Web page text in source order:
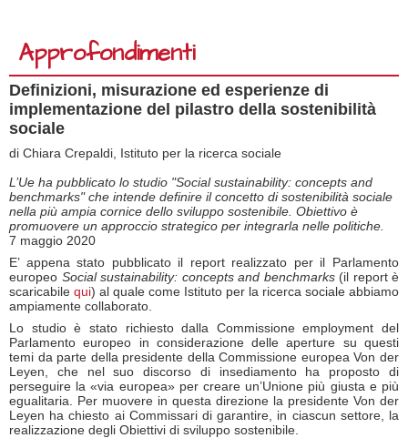
Approfondimenti
Definizioni, misurazione ed esperienze di
implementazione del pilastro della sostenibilità
sociale
di Chiara Crepaldi, Istituto per la ricerca sociale
L’Ue ha pubblicato lo studio "Social sustainability: concepts and
benchmarks" che intende definire il concetto di sostenibilità sociale
nella più ampia cornice dello sviluppo sostenibile. Obiettivo è
promuovere un approccio strategico per integrarla nelle politiche.
7 maggio 2020
E’ appena stato pubblicato il report realizzato per il Parlamento
europeo Social sustainability: concepts and benchmarks (il report è
scaricabile qui) al quale come Istituto per la ricerca sociale abbiamo
ampiamente collaborato.
Lo studio è stato richiesto dalla Commissione employment del
Parlamento europeo in considerazione delle aperture su questi
temi da parte della presidente della Commissione europea Von der
Leyen, che nel suo discorso di insediamento ha proposto di
perseguire la «via europea» per creare un’Unione più giusta e più
egualitaria. Per muovere in questa direzione la presidente Von der
Leyen ha chiesto ai Commissari di garantire, in ciascun settore, la
realizzazione degli Obiettivi di sviluppo sostenibile.